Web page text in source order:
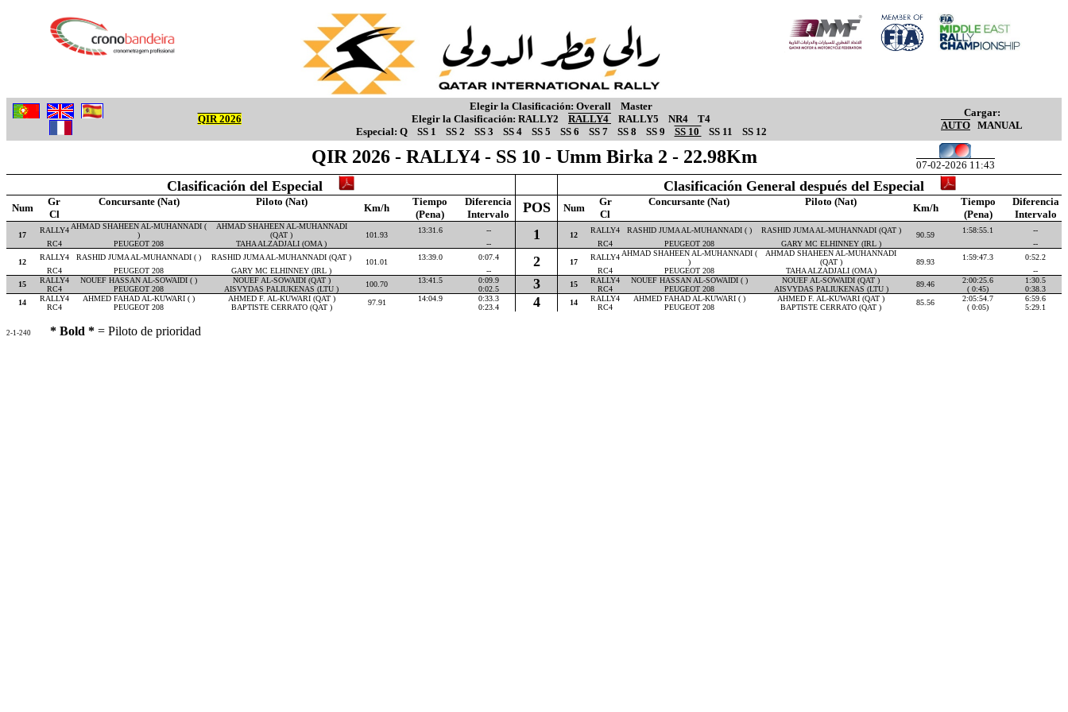
QIR 2026
Elegir la Clasificación: Overall
Master
Elegir la Clasificación: RALLY2 RALLY4 RALLY5 NR4
T4
Especial: Q SS 1 SS 2 SS 3 SS 4 SS 5 SS 6 SS 7 SS 8 SS 9 SS 10 SS 11 SS 12
Cargar:
AUTO MANUAL
QIR 2026 - RALLY4 - SS 10 - Umm Birka 2 - 22.98Km 07-02-2026 11:43
Clasificación del Especial Clasificación General después del Especial
Num
Gr Concursante (Nat) Piloto (Nat)
Km/h
Tiempo Diferencia POS Num
Gr Concursante (Nat) Piloto (Nat)
Km/h
Tiempo
Diferencia
Cl
(Pena) Intervalo Cl (Pena) Intervalo
17
RALLY4 AHMAD SHAHEEN AL-MUHANNADI (
)
AHMAD SHAHEEN AL-MUHANNADI
(QAT )
101.93
13:31.6 -- 1 12
RALLY4 RASHID JUMA AL-MUHANNADI ( ) RASHID JUMA AL-MUHANNADI (QAT )
90.59
1:58:55.1
--
RC4
PEUGEOT 208 TAHA ALZADJALI (OMA ) -- RC4 PEUGEOT 208 GARY MC ELHINNEY (IRL ) --
12
RALLY4 RASHID JUMA AL-MUHANNADI ( ) RASHID JUMA AL-MUHANNADI (QAT )
101.01
13:39.0 0:07.4 2 17
RALLY4 AHMAD SHAHEEN AL-MUHANNADI (
)
AHMAD SHAHEEN AL-MUHANNADI
(QAT )
89.93
1:59:47.3
0:52.2
RC4
PEUGEOT 208 GARY MC ELHINNEY (IRL ) -- RC4 PEUGEOT 208 TAHA ALZADJALI (OMA )
--
15
RALLY4 NOUEF HASSAN AL-SOWAIDI ( ) NOUEF AL-SOWAIDI (QAT ) 100.70 13:41.5 0:09.9 3 15 RALLY4 NOUEF HASSAN AL-SOWAIDI ( ) NOUEF AL-SOWAIDI (QAT ) 89.46 2:00:25.6
1:30.5
RC4
PEUGEOT 208 AISVYDAS PALIUKENAS (LTU ) 0:02.5 RC4 PEUGEOT 208 AISVYDAS PALIUKENAS (LTU ) ( 0:45)
0:38.3
14
RALLY4 AHMED FAHAD AL-KUWARI ( ) AHMED F. AL-KUWARI (QAT ) 97.91 14:04.9 0:33.3 4 14 RALLY4 AHMED FAHAD AL-KUWARI ( ) AHMED F. AL-KUWARI (QAT ) 85.56 2:05:54.7
6:59.6
RC4
PEUGEOT 208 BAPTISTE CERRATO (QAT ) 0:23.4 RC4 PEUGEOT 208 BAPTISTE CERRATO (QAT ) ( 0:05) 5:29.1
2-1-240 * Bold * = Piloto de prioridad